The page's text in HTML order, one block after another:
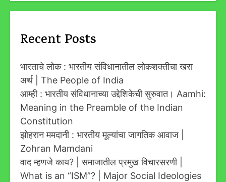
Recent Posts
भारताचे लोक : भारतीय संविधानातील लोकशक्तीचा खरा
अर्थ | The People of India
आम्ही : भारतीय संविधानाच्या उद्देशिकेची सुरुवात। Aamhi:
Meaning in the Preamble of the Indian
Constitution
झोहरान ममदानी : भारतीय मूल्यांचा जागतिक आवाज |
Zohran Mamdani
वाद म्हणजे काय? | समाजातील प्रमुख विचारसरणी |
What is an “ISM”? | Major Social Ideologies